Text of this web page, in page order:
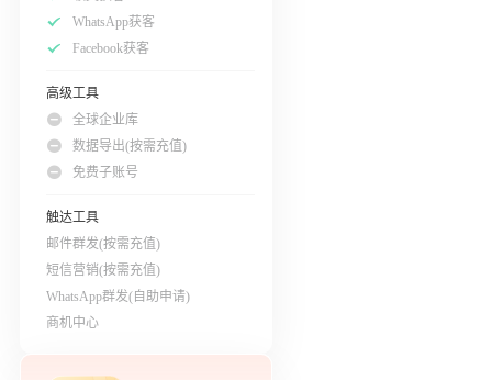
WhatsApp获客
Facebook获客
高级工具
全球企业库
数据导出(按需充值)
免费子账号
触达工具
邮件群发(按需充值)
短信营销(按需充值)
WhatsApp群发(自助申请)
商机中心